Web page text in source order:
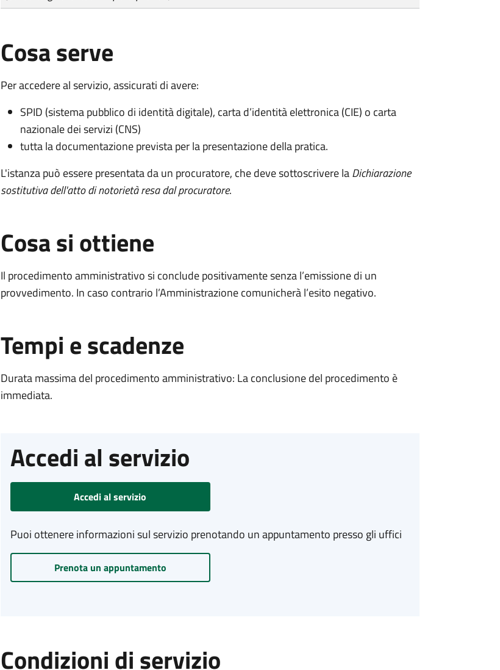
Cosa serve
Per accedere al servizio, assicurati di avere:
SPID (sistema pubblico di identità digitale), carta d’identità elettronica (CIE) o carta
nazionale dei servizi (CNS)
tutta la documentazione prevista per la presentazione della pratica.
L'istanza può essere presentata da un procuratore, che deve sottoscrivere laDichiarazione
sostitutiva dell'atto di notorietà resa dal procuratore.
Cosa si ottiene
Il procedimento amministrativo si conclude positivamente senza l’emissione di un
provvedimento. In caso contrario l’Amministrazione comunicherà l’esito negativo.
Tempi e scadenze
Durata massima del procedimento amministrativo: La conclusione del procedimento è
immediata.
Accedi al servizio
Accedi al servizio
Puoi ottenere informazioni sul servizio prenotando un appuntamento presso gli uffici
Prenota un appuntamento
Condizioni di servizio